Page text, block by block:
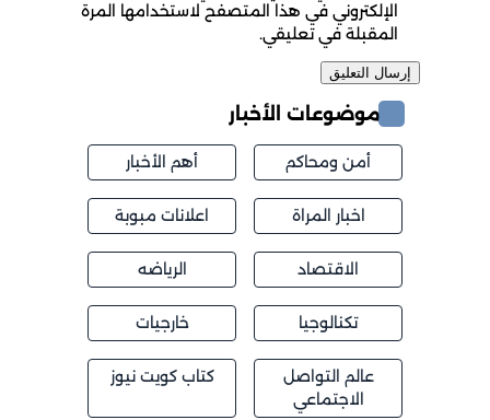
الإلكتروني في هذا المتصفح لاستخدامها المرة
المقبلة في تعليقي.
موضوعات الأخبار
أمن ومحاكم أهم الأخبار
اخبار المراة اعلانات مبوبة
الاقتصاد الرياضه
تكنالوجيا خارجيات
عالم التواصل
الاجتماعي
كتاب كويت نيوز